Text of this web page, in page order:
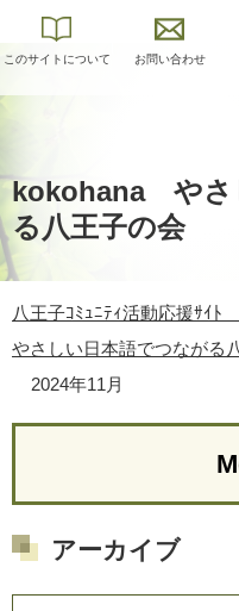
このサイトについて お問い合わせ
kokohana やさ
る八王子の会
八王子ｺﾐｭﾆﾃｨ活動応援ｻｲﾄ
やさしい日本語でつながる
2024年11月
アーカイブ